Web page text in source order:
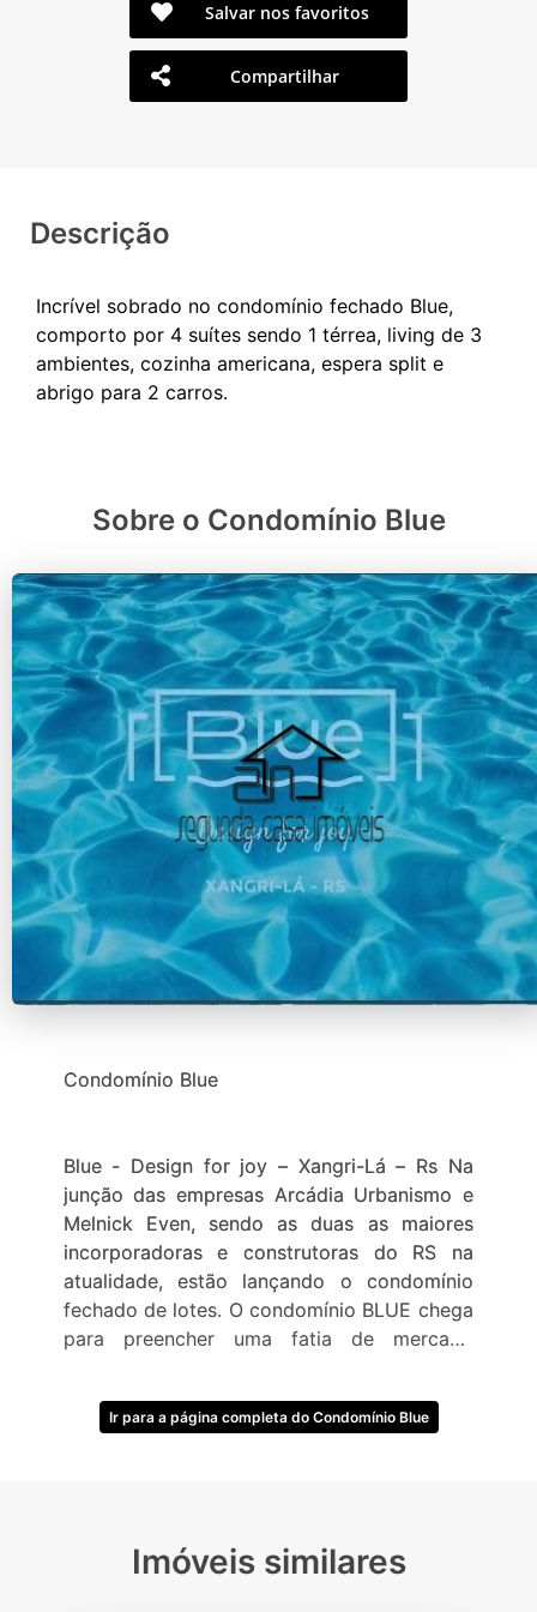
Salvar nos favoritos
Compartilhar
Descrição
Incrível sobrado no condomínio fechado Blue,
comporto por 4 suítes sendo 1 térrea, living de 3
ambientes, cozinha americana, espera split e
Sobre o Condomínio Blue
Condomínio Blue
Blue - Design for joy – Xangri-Lá – Rs Na
junção das empresas Arcádia Urbanismo e
Melnick Even, sendo as duas as maiores
incorporadoras e construtoras do RS na
atualidade, estão lançando o condomínio
fechado de lotes. O condomínio BLUE chega
para preencher uma fatia de mercado
Xangri-Lá para clientes que procuram um
condomínio no centro da cidade e próximo
com terrenos de 250 m² a 460 m² . O
Ir para a página completa do Condomínio Blue
Imóveis similares